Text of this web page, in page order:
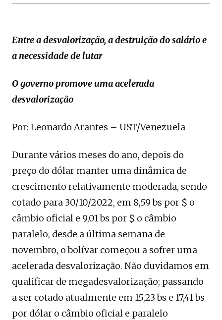
Entre a desvalorização, a destruição do salário e
a necessidade de lutar
O governo promove uma acelerada
desvalorização
Por: Leonardo Arantes – UST/Venezuela
Durante vários meses do ano, depois do
preço do dólar manter uma dinâmica de
crescimento relativamente moderada, sendo
cotado para 30/10/2022, em 8,59 bs por $ o
câmbio oficial e 9,01 bs por $ o câmbio
paralelo, desde a última semana de
novembro, o bolívar começou a sofrer uma
acelerada desvalorização. Não duvidamos em
qualificar de megadesvalorização; passando
a ser cotado atualmente em 15,23 bs e 17,41 bs
por dólar o câmbio oficial e paralelo